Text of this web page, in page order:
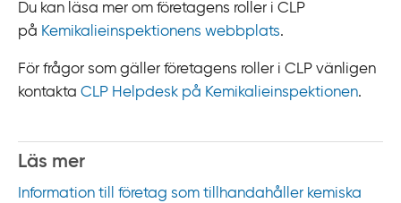
Du kan läsa mer om företagens roller i CLP
på Kemikalieinspektionens webbplats.
För frågor som gäller företagens roller i CLP vänligen
kontakta CLP Helpdesk på Kemikalieinspektionen.
Läs mer
Information till företag som tillhandahåller kemiska